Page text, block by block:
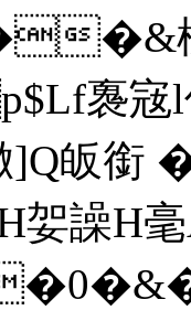
�&
褢宼
]Q皈銜
妿譟